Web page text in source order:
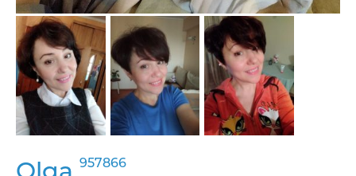
957866